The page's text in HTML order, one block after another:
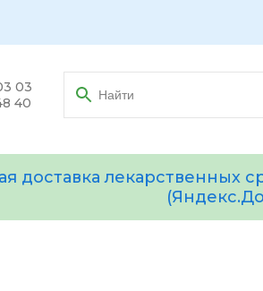
03
40
доставка лекарственных